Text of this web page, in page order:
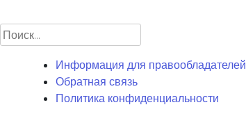
Найти:
Информация для правообладателей
Обратная связь
Политика конфиденциальности